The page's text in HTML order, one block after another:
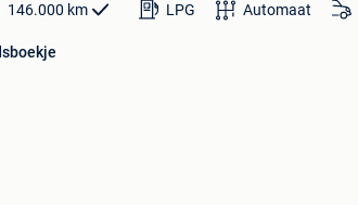
146.000 km LPG Automaat